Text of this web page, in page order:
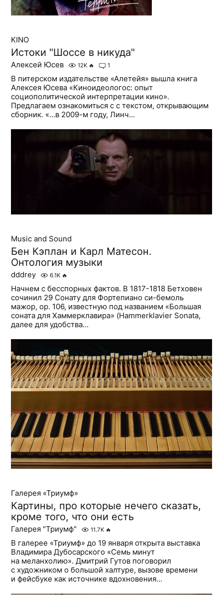
KINO
Истоки "Шоссе в никуда"
Алексей Юсев 12K 🔥 1
В питерском издательстве «Алетейя» вышла книга
Алексея Юсева «Киноидеологос: опыт
социополитической интерпретации кино».
Предлагаем ознакомиться с с текстом, открывающим
сборник. «…в 2009-м году, Линч...
Music and Sound
Бен Кэплан и Карл Матесон.
Онтология музыки
dddrey 6.1K 🔥
Начнем с бесспорных фактов. В 1817-1818 Бетховен
сочинил 29 Сонату для Фортепиано си-бемоль
мажор, op. 106, известную под названием «Большая
соната для Хаммерклавира» (Hammerklavier Sonata,
далее для удобства...
Галерея «Триумф»
Картины, про которые нечего сказать,
кроме того, что они есть
Галерея "Триумф" 11.7K 🔥
В галерее «Триумф» до 19 января открыта выставка
Владимира Дубосарского «Семь минут
на меланхолию». Дмитрий Гутов поговорил
с художником о большой халтуре, вызове времени
и фейсбуке как источнике вдохновения...